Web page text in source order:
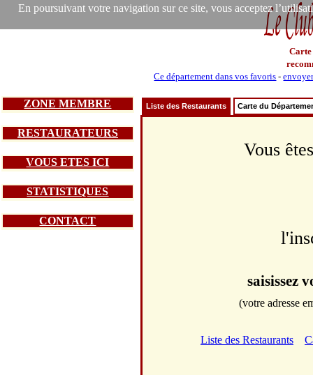
En poursuivant votre navigation sur ce site, vous acceptez
Carte
Ce département dans vos favoris -
ZONE MEMBRE
RESTAURATEURS
VOUS ETES ICI
STATISTIQUES
CONTACT
Liste des Restaurants Carte du
Vous
saisissez
(votre adresse
Liste des Restaurants